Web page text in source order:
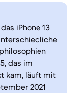
iPhone 13
das im
kam, läuft mit
2021